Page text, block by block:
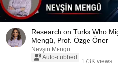
Research on Turks Who
Mengü, Prof. Özge Öner
Nevşin Mengü
Auto-dubbed
173K views